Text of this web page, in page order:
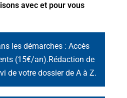
avec et pour vous
les démarches : Accès
(15€/an).Rédaction de
de votre dossier de A à Z.